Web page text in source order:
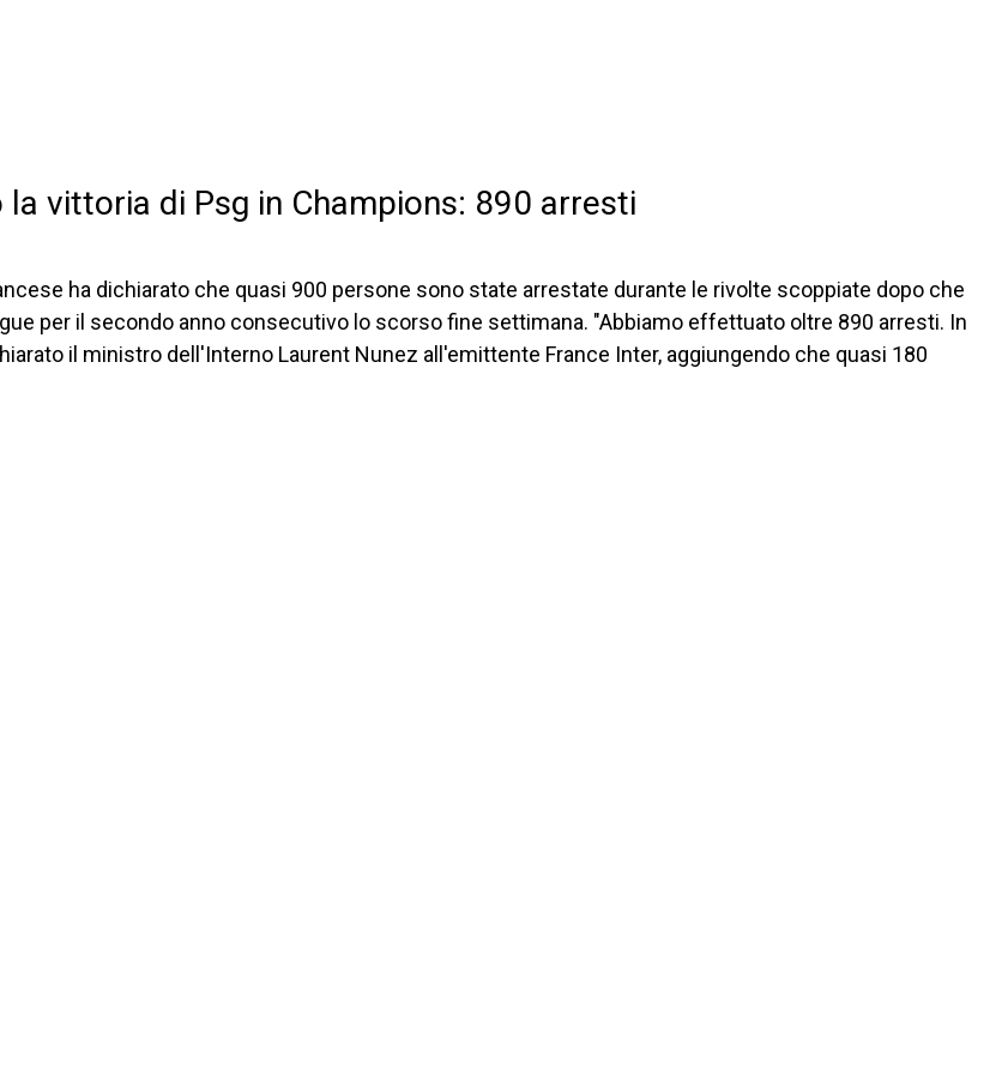
vittoria di Psg in Champions: 890 arresti
ha dichiarato che quasi 900 persone sono state arrestate durante le rivolte scoppiate dopo che
per il secondo anno consecutivo lo scorso fine settimana. "Abbiamo effettuato oltre 890 arresti. In
il ministro dell'Interno Laurent Nunez all'emittente France Inter, aggiungendo che quasi 180